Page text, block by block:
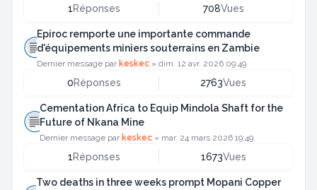
1Réponses 708Vues
Epiroc remporte une importante commande
d'équipements miniers souterrains en Zambie
Dernier message par keskec» dim. 12 avr. 2026 09:49
0Réponses 2763Vues
Cementation Africa to Equip Mindola Shaft for the
Future of Nkana Mine
Dernier message par keskec » mar. 24 mars 2026 19:49
1Réponses 1673Vues
Two deaths in three weeks prompt Mopani Copper